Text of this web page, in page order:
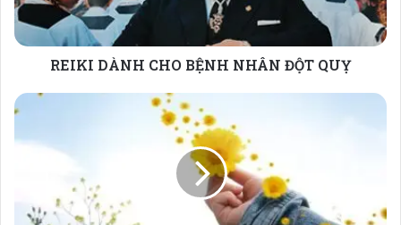
QUỴ
REIKI DÀNH CHO BỆNH NHÂN ĐỘT QUỴ
NGƯỜI
LÀNH